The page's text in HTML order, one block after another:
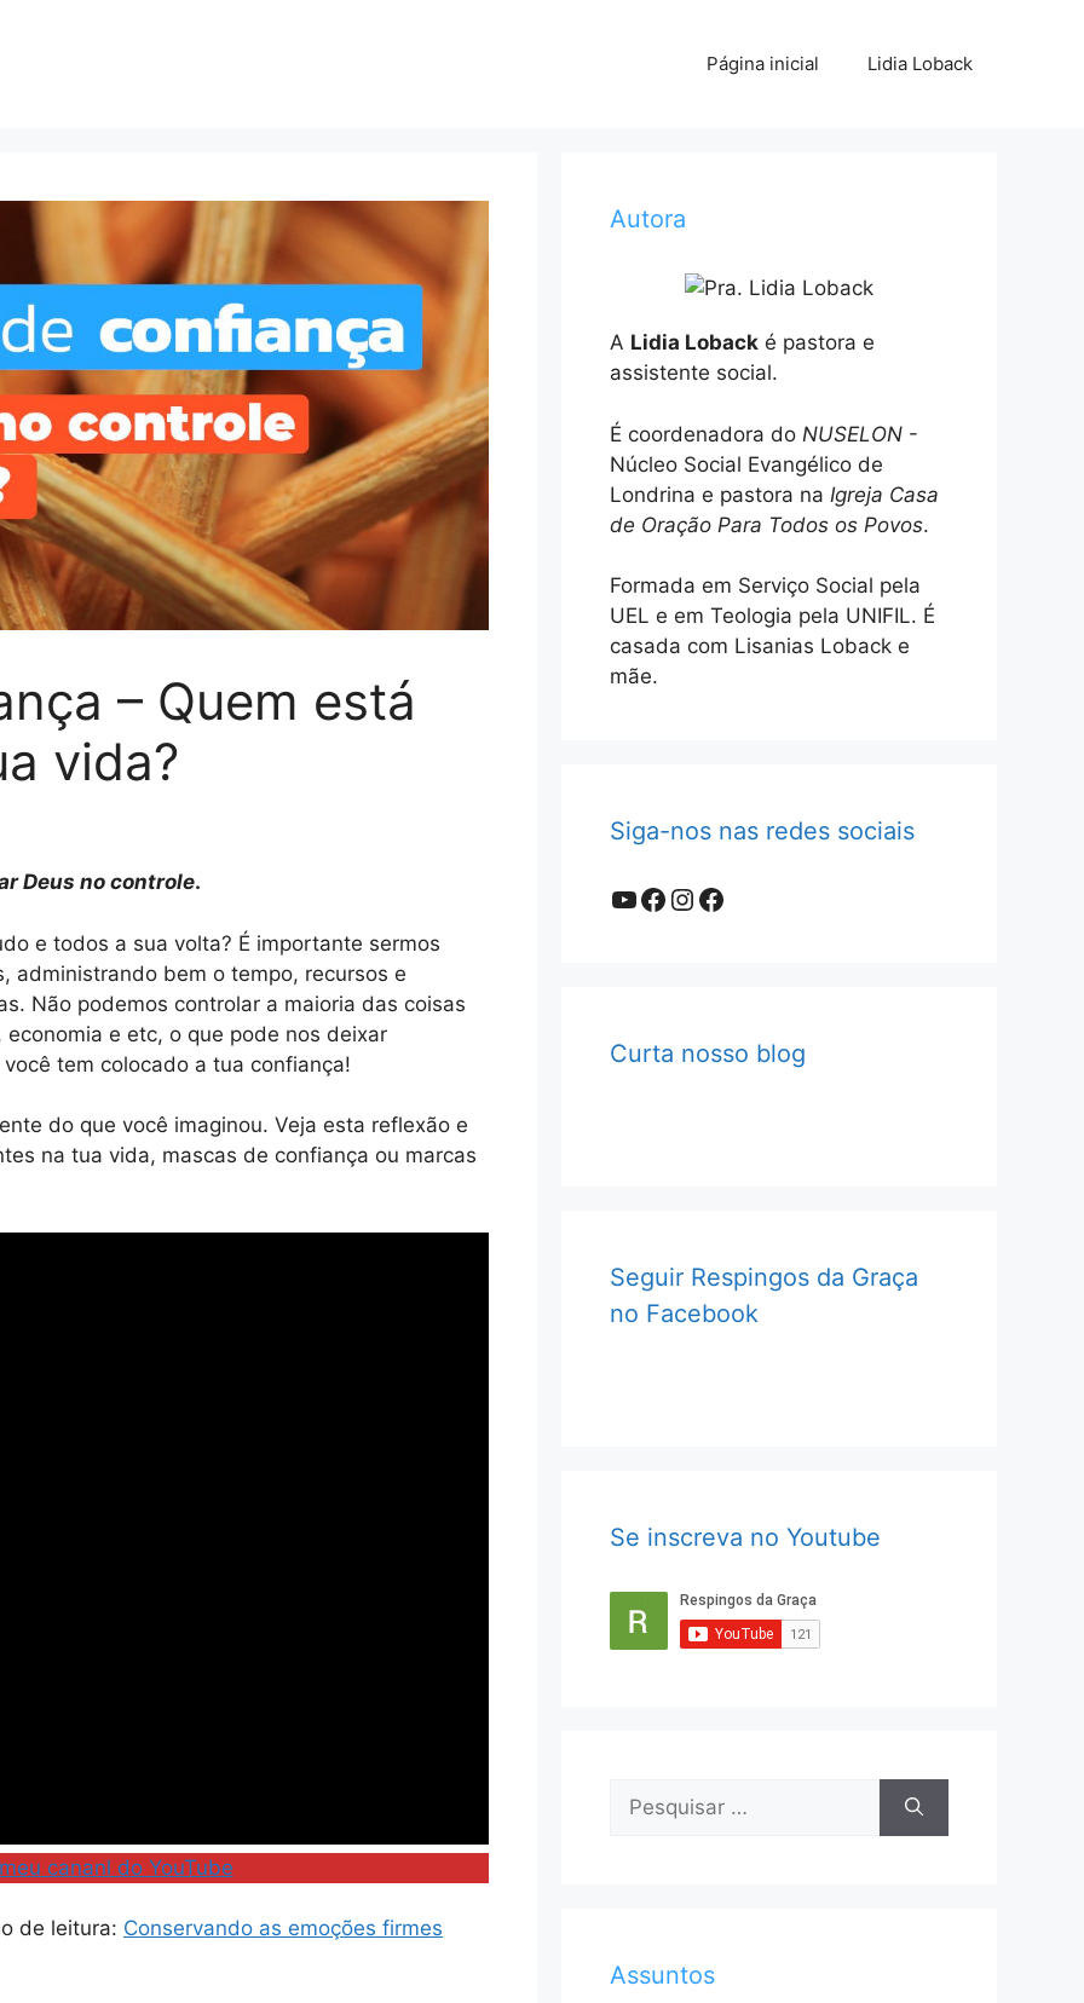
Página inicial Lidia Loback
– Quem está
vida?
Deus no controle.
e todos a sua volta? É importante sermos
administrando bem o tempo, recursos e
Não podemos controlar a maioria das coisas
e etc, o que pode nos deixar
tem colocado a tua confiança!
do que você imaginou. Veja esta reflexão e
na tua vida, mascas de confiança ou marcas
cananl do YouTube
de leitura: Conservando as emoções firmes
Autora
A Lidia Loback é pastora e
assistente social.
É coordenadora do NUSELON -
Núcleo Social Evangélico de
Londrina e pastora na Igreja Casa
de Oração Para Todos os Povos.
Formada em Serviço Social pela
UEL e em Teologia pela UNIFIL. É
casada com Lisanias Loback e
mãe.
Siga-nos nas redes sociais
Youtube
Facebook
Instagram
Facebook
Curta nosso blog
Seguir Respingos da Graça
no Facebook
Se inscreva no Youtube
Pesquisar
Assuntos